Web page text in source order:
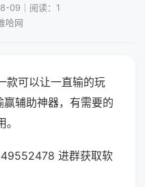
09｜阅读：1
哈网
款可以让一直输的玩
赢辅助神器，有需要的
进群获取软